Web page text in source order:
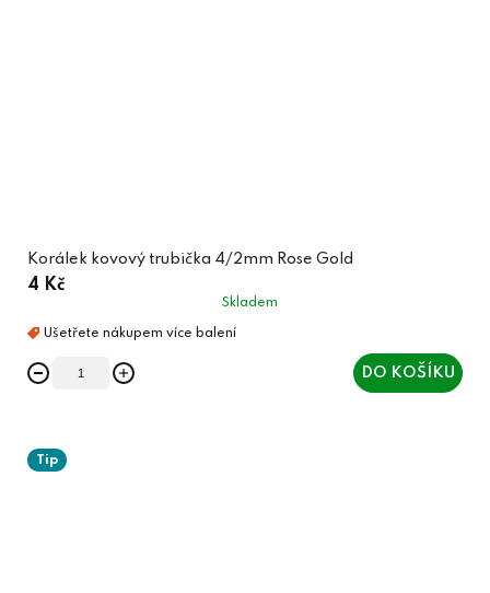
Korálek kovový trubička 4/2mm Rose Gold
4 Kč
Skladem
DO KOŠÍKU
Tip